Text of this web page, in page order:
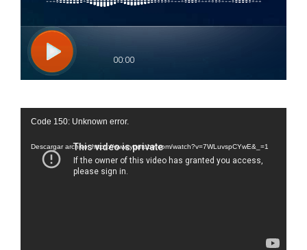
Reproductor
vídeo
Code 150: Unknown error.
Descargar archivo: https://www.youtube.com/watch?v=7WLuvspCYwE&_=1